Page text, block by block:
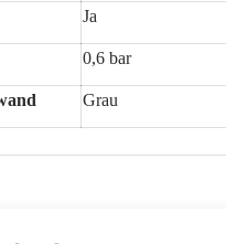
Ja
0,6 bar
Grau